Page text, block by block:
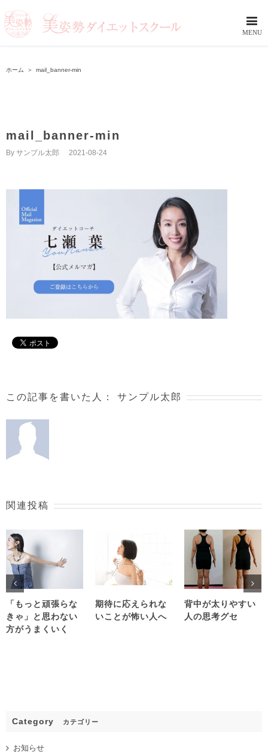
ホーム ＞ mail_banner-min
mail_banner-min
By サンプル太郎 2021-08-24
この記事を書いた人： サンプル太郎
関連投稿
「もっと頑張らな
きゃ」と思わない
方がうまくいく
期待に応えられな
いことが怖い人へ
背中が太りやすい
人の思考グセ
Category カテゴリー
お知らせ